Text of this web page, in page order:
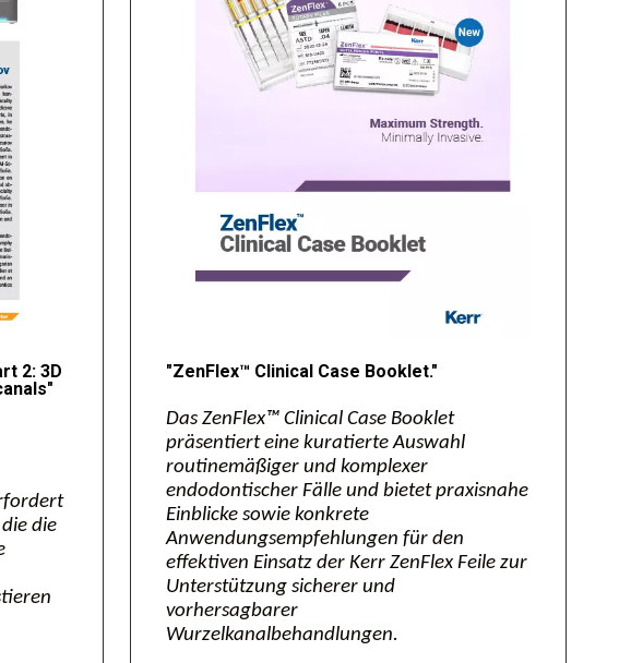
2: 3D
die
"ZenFlex™ Clinical Case Booklet."
Das ZenFlex™ Clinical Case Booklet
präsentiert eine kuratierte Auswahl
routinemäßiger und komplexer
endodontischer Fälle und bietet praxisnahe
Einblicke sowie konkrete
Anwendungsempfehlungen für den
effektiven Einsatz der Kerr ZenFlex Feile zur
Unterstützung sicherer und
vorhersagbarer
Wurzelkanalbehandlungen.